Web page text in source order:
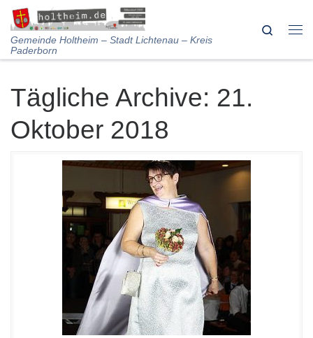
Skip to content
Gemeinde Holtheim – Stadt Lichtenau – Kreis
Paderborn
Search
Tägliche Archive: 21.
Oktober 2018